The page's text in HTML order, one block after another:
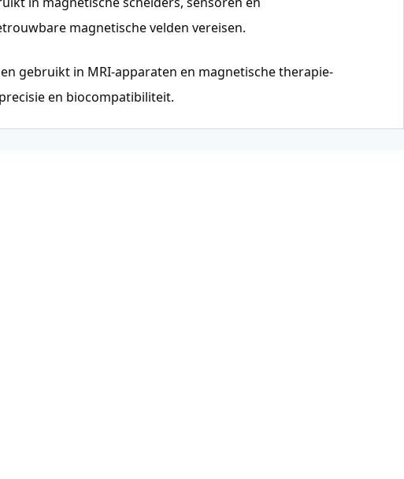
magnetische velden vereisen.
gebruikt in MRI-apparaten en magnetische therapie-
en biocompatibiliteit.